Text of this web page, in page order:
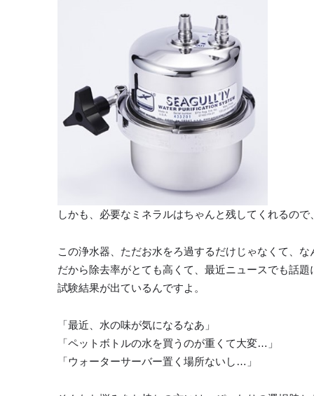
しかも、必要なミネラルはちゃんと残してくれるの
この浄水器、ただお水をろ過するだけじゃなくて、
だから除去率がとても高くて、最近ニュースでも話
試験結果が出ているんですよ。
「最近、水の味が気になるなあ」
「ペットボトルの水を買うのが重くて大変…」
「ウォーターサーバー置く場所ないし…」